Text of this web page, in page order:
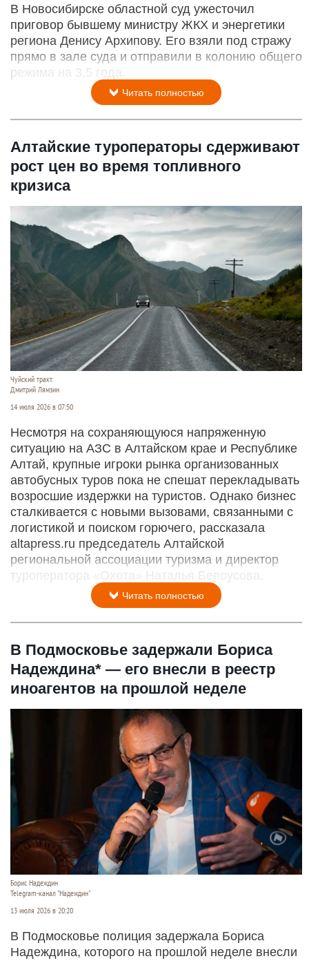
В Новосибирске областной суд ужесточил
приговор бывшему министру ЖКХ и энергетики
региона Денису Архипову. Его взяли под стражу
прямо в зале суда и отправили в колонию общего
режима на 3,5 года.
Читать полностью
Алтайские туроператоры сдерживают
рост цен во время топливного
кризиса
Чуйский тракт.
Дмитрий Лямзин
14 июля 2026 в 07:50
Несмотря на сохраняющуюся напряженную
ситуацию на АЗС в Алтайском крае и Республике
Алтай, крупные игроки рынка организованных
автобусных туров пока не спешат перекладывать
возросшие издержки на туристов. Однако бизнес
сталкивается с новыми вызовами, связанными с
логистикой и поиском горючего, рассказала
altapress.ru председатель Алтайской
региональной ассоциации туризма и директор
туроператора «Охота» Наталья Белоусова.
Читать полностью
В Подмосковье задержали Бориса
Надеждина* — его внесли в реестр
иноагентов на прошлой неделе
Борис Надеждин
Telegram-канал "Надеждин"
13 июля 2026 в 20:20
В Подмосковье полиция задержала Бориса
Надеждина, которого на прошлой неделе внесли